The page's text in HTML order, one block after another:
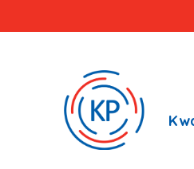
en
Top
menu